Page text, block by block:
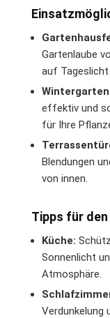
Gartenlaube
auf
effektiv und
für Ihre
Blendungen
von innen.
Tipps für
Küche:
Sonnenlicht
Atmosphäre.
Verdunkelung